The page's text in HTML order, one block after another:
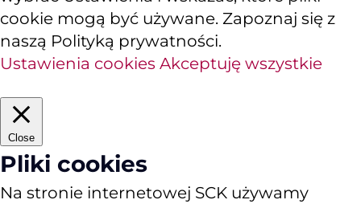
cookie mogą być używane. Zapoznaj się z
naszą Polityką prywatności.
Ustawienia cookies Akceptuję wszystkie
Close
Pliki cookies
Na stronie internetowej SCK używamy